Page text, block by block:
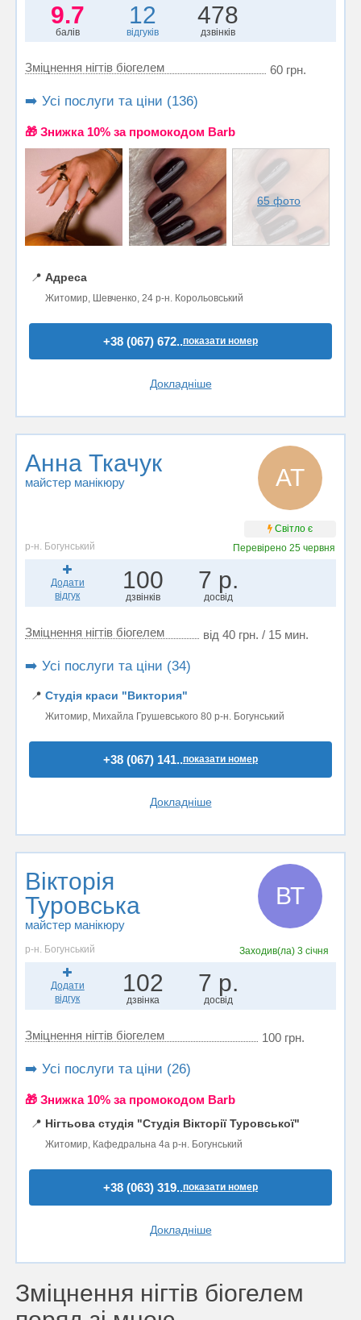
9.7
балів
12
відгуків
478
дзвінків
Зміцнення нігтів біогелем 60 грн.
➡️ Усі послуги та ціни (136)
🎁 Знижка 10% за промокодом Barb
65 фото
📍 Адреса
Житомир, Шевченко, 24 р-н. Корольовський
+38 (067) 672..показати номер
Докладніше
Анна Ткачук
майстер манікюру АТ
Світло є
р-н. Богунський
Перевірено25 червня
Додати
відгук
100
дзвінків
7 р.
досвід
Зміцнення нігтів біогелем від 40 грн. / 15 мин.
➡️ Усі послуги та ціни (34)
📍 Студія краси "Виктория"
Житомир, Михайла Грушевського 80 р-н. Богунський
+38 (067) 141..показати номер
Докладніше
Вікторія
Туровська
майстер манікюру
ВТ
р-н. Богунський Заходив(ла)3 січня
Додати
відгук
102
дзвінка
7 р.
досвід
Зміцнення нігтів біогелем 100 грн.
➡️ Усі послуги та ціни (26)
🎁 Знижка 10% за промокодом Barb
📍 Нігтьова студія "Студія Вікторії Туровської"
Житомир, Кафедральна 4а р-н. Богунський
+38 (063) 319..показати номер
Докладніше
Зміцнення нігтів біогелем